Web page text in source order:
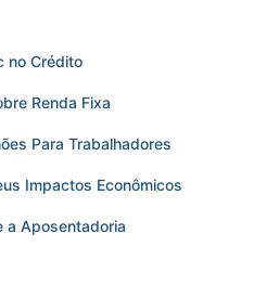
no Crédito
Renda Fixa
Para Trabalhadores
Impactos Econômicos
a Aposentadoria